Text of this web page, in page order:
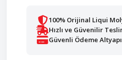
100% Orijinal Liqui
Hızlı ve Güvenilir
Güvenli Ödeme